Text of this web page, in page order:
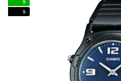
9
9